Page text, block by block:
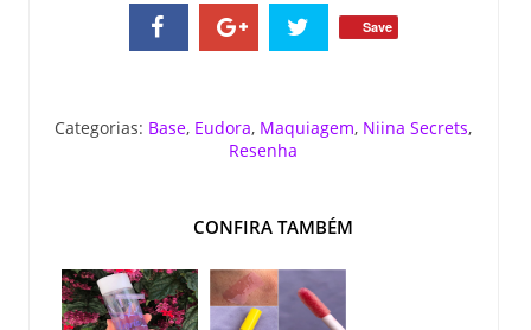
Save
Categorias: Base, Eudora, Maquiagem, Niina Secrets,
Resenha
CONFIRA TAMBÉM